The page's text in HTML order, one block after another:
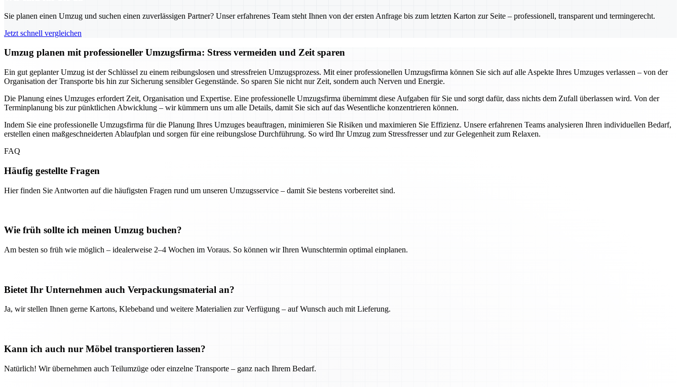
Sie planen einen Umzug und suchen einen zuverlässigen Partner? Unser erfahrenes Team steht Ihnen von der ersten Anfrage bis zum letzten Karton zur Seite – professionell, transparent und termingerecht.
Jetzt schnell vergleichen
Umzug planen mit professioneller Umzugsfirma: Stress vermeiden und Zeit sparen
Ein gut geplanter Umzug ist der Schlüssel zu einem reibungslosen und stressfreien Umzugsprozess. Mit einer professionellen Umzugsfirma können Sie sich auf alle Aspekte Ihres Umzuges verlassen – von der
Organisation der Transporte bis hin zur Sicherung sensibler Gegenstände. So sparen Sie nicht nur Zeit, sondern auch Nerven und Energie.
Die Planung eines Umzuges erfordert Zeit, Organisation und Expertise. Eine professionelle Umzugsfirma übernimmt diese Aufgaben für Sie und sorgt dafür, dass nichts dem Zufall überlassen wird. Von der
Terminplanung bis zur pünktlichen Abwicklung – wir kümmern uns um alle Details, damit Sie sich auf das Wesentliche konzentrieren können.
Indem Sie eine professionelle Umzugsfirma für die Planung Ihres Umzuges beauftragen, minimieren Sie Risiken und maximieren Sie Effizienz. Unsere erfahrenen Teams analysieren Ihren individuellen Bedarf,
erstellen einen maßgeschneiderten Ablaufplan und sorgen für eine reibungslose Durchführung. So wird Ihr Umzug zum Stressfresser und zur Gelegenheit zum Relaxen.
FAQ
Häufig gestellte Fragen
Hier finden Sie Antworten auf die häufigsten Fragen rund um unseren Umzugsservice – damit Sie bestens vorbereitet sind.
Wie früh sollte ich meinen Umzug buchen?
Am besten so früh wie möglich – idealerweise 2–4 Wochen im Voraus. So können wir Ihren Wunschtermin optimal einplanen.
Bietet Ihr Unternehmen auch Verpackungsmaterial an?
Ja, wir stellen Ihnen gerne Kartons, Klebeband und weitere Materialien zur Verfügung – auf Wunsch auch mit Lieferung.
Kann ich auch nur Möbel transportieren lassen?
Natürlich! Wir übernehmen auch Teilumzüge oder einzelne Transporte – ganz nach Ihrem Bedarf.